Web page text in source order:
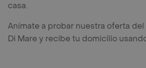
casa.
Anímate a probar nuestra oferta
Di Mare y recibe tu domicilio